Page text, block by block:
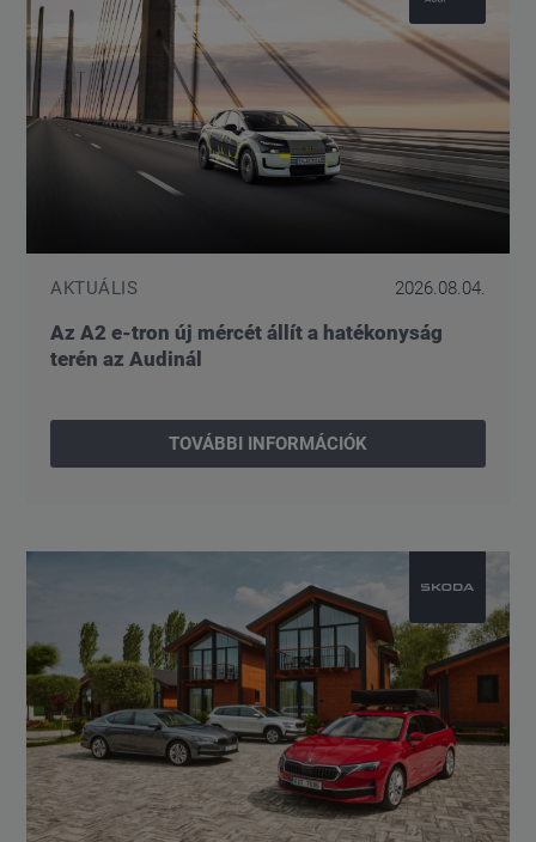
AKTUÁLIS 2026.08.04.
Az A2 e-tron új mércét állít a hatékonyság
terén az Audinál
TOVÁBBI INFORMÁCIÓK